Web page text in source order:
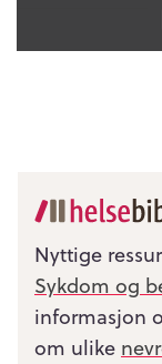
Nyttige
Sykdom og
informasjon
om ulike